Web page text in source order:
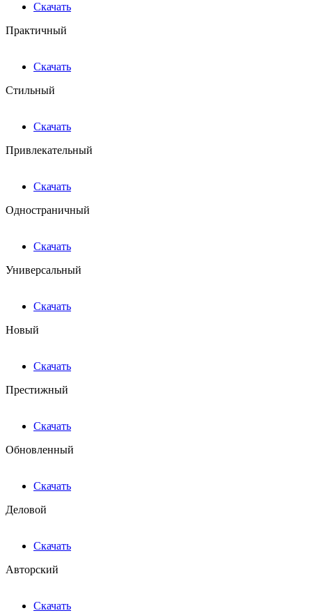
Скачать
Практичный
Скачать
Стильный
Скачать
Привлекательный
Скачать
Одностраничный
Скачать
Универсальный
Скачать
Новый
Скачать
Престижный
Скачать
Обновленный
Скачать
Деловой
Скачать
Авторский
Скачать